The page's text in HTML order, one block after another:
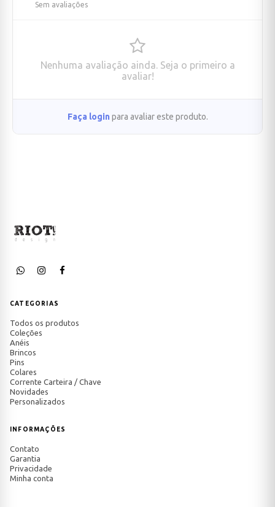
Sem avaliações
Nenhuma avaliação ainda. Seja o primeiro a
avaliar!
Faça login para avaliar este produto.
CATEGORIAS
Todos os produtos
Coleções
Anéis
Brincos
Pins
Colares
Corrente Carteira / Chave
Novidades
Personalizados
INFORMAÇÕES
Contato
Garantia
Privacidade
Minha conta